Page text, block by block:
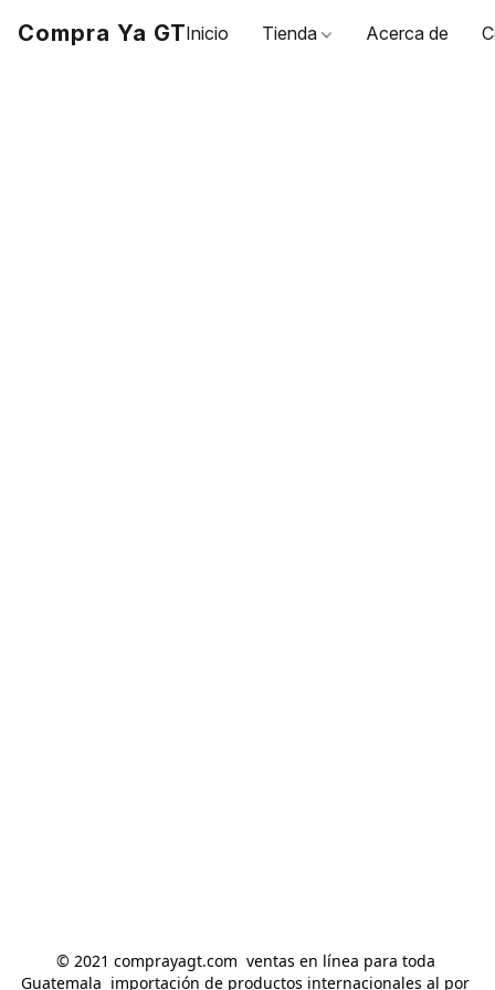
Compra Ya GTInicio Tienda Acerca de
© 2021 comprayagt.com  ventas en línea para toda
Guatemala  importación de productos internacionales al por